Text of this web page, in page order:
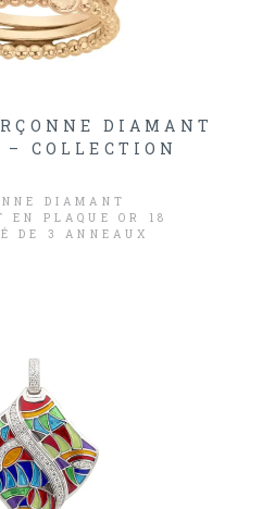
DIAMANT
– COLLECTION
DIAMANT
EN PLAQUE OR 18
DE 3 ANNEAUX
0,015CARATS ET LE